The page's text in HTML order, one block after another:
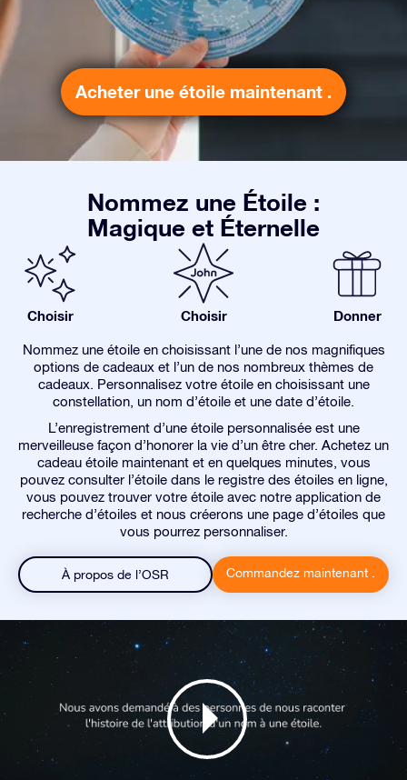
Acheter une étoile maintenant .
Nommez une Étoile :
Magique et Éternelle
Choisir Choisir Donner
Nommez une étoile en choisissant l’une de nos magnifiques
options de cadeaux et l’un de nos nombreux thèmes de
cadeaux. Personnalisez votre étoile en choisissant une
constellation, un nom d’étoile et une date d’étoile.
L’enregistrement d’une étoile personnalisée est une
merveilleuse façon d’honorer la vie d’un être cher. Achetez un
cadeau étoile maintenant et en quelques minutes, vous
pouvez consulter l’étoile dans le registre des étoiles en ligne,
vous pouvez trouver votre étoile avec notre application de
recherche d’étoiles et nous créerons une page d’étoiles que
vous pourrez personnaliser.
À propos de l’OSR Commandez maintenant .